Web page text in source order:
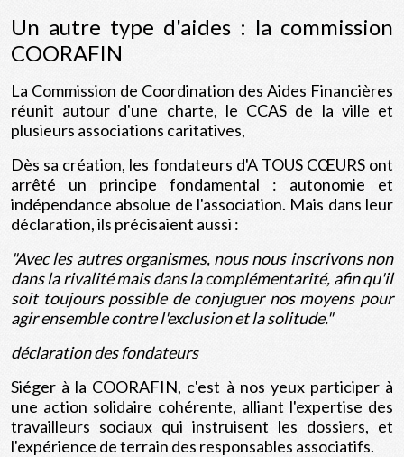
Un autre type d'aides : la commission
COORAFIN
La Commission de Coordination des Aides Financières
réunit autour d'une charte, le CCAS de la ville et
plusieurs associations caritatives,
Dès sa création, les fondateurs d'A TOUS CŒURS ont
arrêté un principe fondamental : autonomie et
indépendance absolue de l'association. Mais dans leur
déclaration, ils précisaient aussi :
"Avec les autres organismes, nous nous inscrivons non
dans la rivalité mais dans la complémentarité, afin qu'il
soit toujours possible de conjuguer nos moyens pour
agir ensemble contre l'exclusion et la solitude."
déclaration des fondateurs
Siéger à la COORAFIN, c'est à nos yeux participer à
une action solidaire cohérente, alliant l'expertise des
travailleurs sociaux qui instruisent les dossiers, et
l'expérience de terrain des responsables associatifs.